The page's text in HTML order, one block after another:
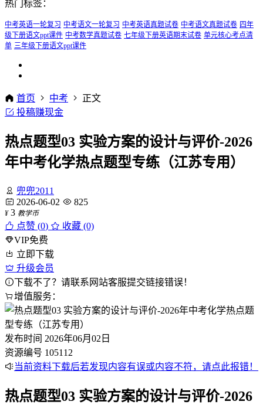
热门标签：
中考英语一轮复习 中考语文一轮复习 中考英语真题试卷 中考语文真题试卷 四年
级下册语文ppt课件 中考数学真题试卷 七年级下册英语期末试卷 单元核心考点清
单 三年级下册语文ppt课件
首页 中考
正文
投稿赚现金
热点题型03 实验方案的设计与评价-2026
年中考化学热点题型专练（江苏专用）
兜兜2011
2026-06-02
825
¥ 3 教学币
点赞 (0)
收藏 (0)
VIP免费
立即下载
升级会员
下载不了？请联系网站客服提交链接错误！
增值服务：
发布时间 2026年06月02日
资源编号 105112
当前资料下载后若发现内容有误或内容不符，请点此报错！
热点题型03 实验方案的设计与评价-2026